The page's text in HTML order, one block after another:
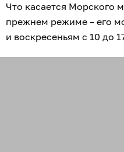
Что касается Морского
прежнем режиме – его
и воскресеньям с 10 до